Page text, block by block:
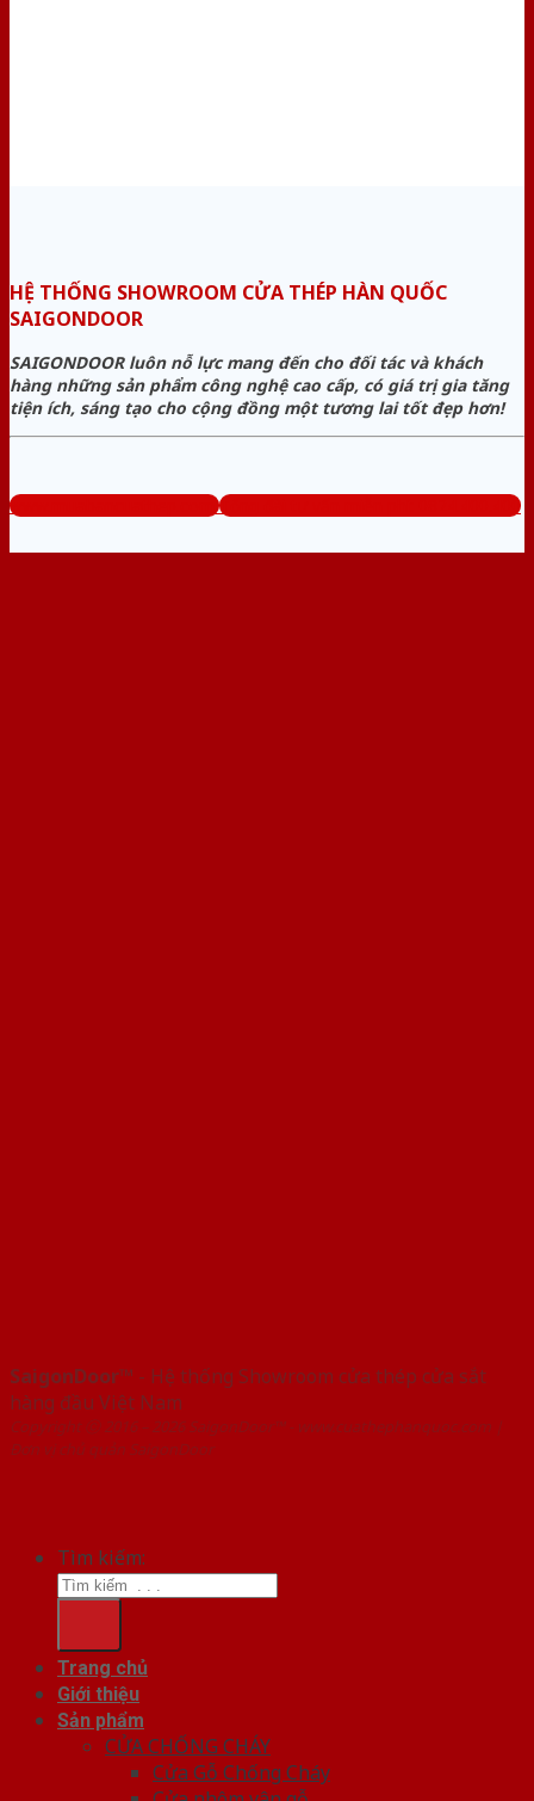
HỆ THỐNG SHOWROOM CỬA THÉP HÀN QUỐC
SAIGONDOOR
SAIGONDOOR luôn nỗ lực mang đến cho đối tác và khách
hàng những sản phẩm công nghệ cao cấp, có giá trị gia tăng
tiện ích, sáng tạo cho cộng đồng một tương lai tốt đẹp hơn!
www.muabancuathep.com Tổng đài tư vấn miễn phí: 0824.400.400
SaigonDoor™ - Hệ thống Showroom cửa thép cửa sắt
hàng đầu Việt Nam
Copyright ⓒ 2016 – 2026 SaigonDoor™ - www.cuathephanquoc.com |
Đơn vị chủ quản SaigonDoor
Tìm kiếm:
Trang chủ
Giới thiệu
Sản phẩm
CỬA CHỐNG CHÁY
Cửa Gỗ Chống Cháy